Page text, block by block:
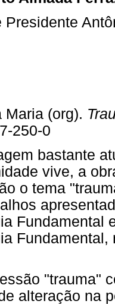
Presidente
Maria (org).
250-0
bastante
vive, a
o tema
Fundamental
"trauma"
alteração na